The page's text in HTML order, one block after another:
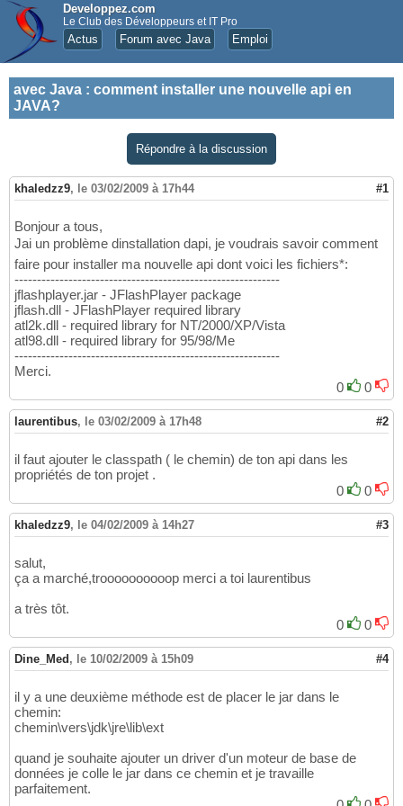
Developpez.com
Le Club des Développeurs et IT Pro
Actus Forum avec Java Emploi
avec Java : comment installer une nouvelle api en
JAVA?
Répondre à la discussion
khaledzz9, le 03/02/2009 à 17h44 #1
Bonjour a tous,
Jai un problème dinstallation dapi, je voudrais savoir comment
faire pour installer ma nouvelle api dont voici les fichiers*:
-----------------------------------------------------------
jflashplayer.jar - JFlashPlayer package
jflash.dll - JFlashPlayer required library
atl2k.dll - required library for NT/2000/XP/Vista
atl98.dll - required library for 95/98/Me
-----------------------------------------------------------
Merci.
0
0
laurentibus, le 03/02/2009 à 17h48 #2
il faut ajouter le classpath ( le chemin) de ton api dans les
propriétés de ton projet .
0
0
khaledzz9, le 04/02/2009 à 14h27 #3
salut,
ça a marché,troooooooooop merci a toi laurentibus
a très tôt.
0
0
Dine_Med , le 10/02/2009 à 15h09 #4
il y a une deuxième méthode est de placer le jar dans le
chemin:
chemin\vers\jdk\jre\lib\ext
quand je souhaite ajouter un driver d'un moteur de base de
données je colle le jar dans ce chemin et je travaille
parfaitement.